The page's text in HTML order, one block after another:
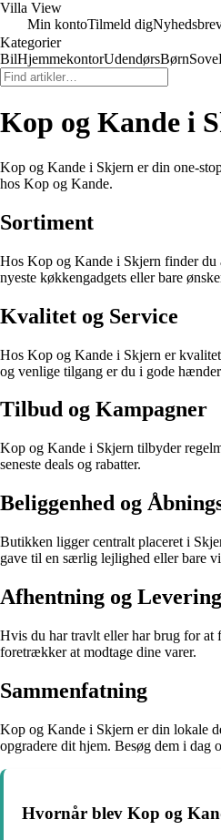
Villa View
Min kontoTilmeld dig
Kategorier
BilHjemmekontorUdendørsBørnSove
Kop og Kande i
Kop og Kande i Skjern er din one-
hos Kop og Kande.
Sortiment
Hos Kop og Kande i Skjern finder du
nyeste køkkengadgets eller bare
Kvalitet og Service
Hos Kop og Kande i Skjern er
og venlige tilgang er du i gode
Tilbud og Kampagner
Kop og Kande i Skjern tilbyder
seneste deals og rabatter.
Beliggenhed og
Butikken ligger centralt placeret i
gave til en særlig lejlighed eller bare
Afhentning og Levering
Hvis du har travlt eller har brug for at
foretrækker at modtage dine varer.
Sammenfatning
Kop og Kande i Skjern er din lokale
opgradere dit hjem. Besøg dem i dag
Hvornår blev Kop og